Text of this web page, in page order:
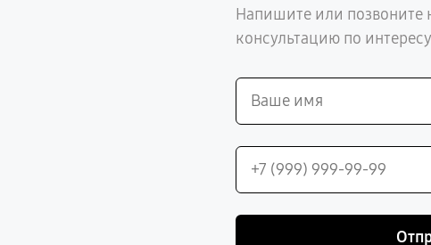
Напишите или позвоните
консультацию по